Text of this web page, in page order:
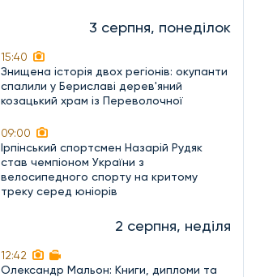
3 серпня, понеділок
15:40
Знищена історія двох регіонів: окупанти
спалили у Бериславі дерев'яний
козацький храм із Переволочної
09:00
Ірпінський спортсмен Назарій Рудяк
став чемпіоном України з
велосипедного спорту на критому
треку серед юніорів
2 серпня, неділя
12:42
Олександр Мальон: Книги, дипломи та